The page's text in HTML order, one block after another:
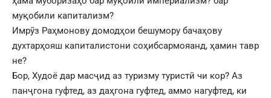
муқобили капитализм?
Имрӯз Раҳмонову домодҳои бешумору бачаҳову
духтарҳояш капиталистони соҳибсармояанд, ҳамин тавр
не?
Бор, Худоё дар масҷид аз туризму туристӣ чи кор? Аз
панҷгона гуфтед, аз даҳгона гуфтед, аммо нагуфтед, ки